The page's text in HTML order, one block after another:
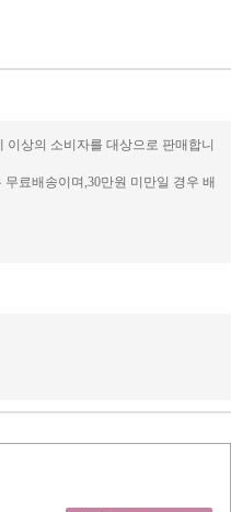
상의 소비자를 대상으로 판매합니
료배송이며,30만원 미만일 경우 배